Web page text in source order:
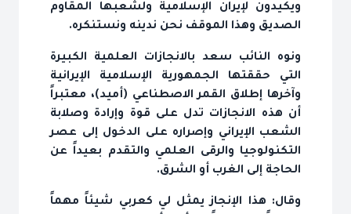
ويكيدون لإيران الإسلامية ولشعبها المقاوم
الصديق وهذا الموقف نحن ندينه ونستنكره.
ونوه النائب سعد بالانجازات العلمية الكبيرة
التي حققتها الجمهورية الإسلامية الإيرانية
وآخرها إطلاق القمر الاصطناعي (أميد)، معتبراً
أن هذه الانجازات تدل على قوة وإرادة وصلابة
الشعب الإيراني وإصراره على الدخول إلى عصر
التكنولوجيا والرقى العلمي والتقدم بعيداً عن
الحاجة إلى الغرب أو الشرق.
وقال: هذا الإنجاز يمثل لي كعربي شيئاً مهماً